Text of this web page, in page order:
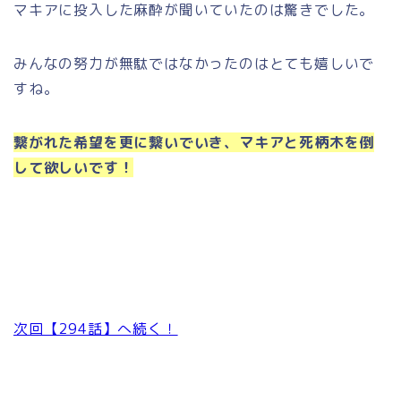
マキアに投入した麻酔が聞いていたのは驚きでした。
みんなの努力が無駄ではなかったのはとても嬉しいで
すね。
繋がれた希望を更に繋いでいき、マキアと死柄木を倒
して欲しいです！
次回【294話】へ続く！